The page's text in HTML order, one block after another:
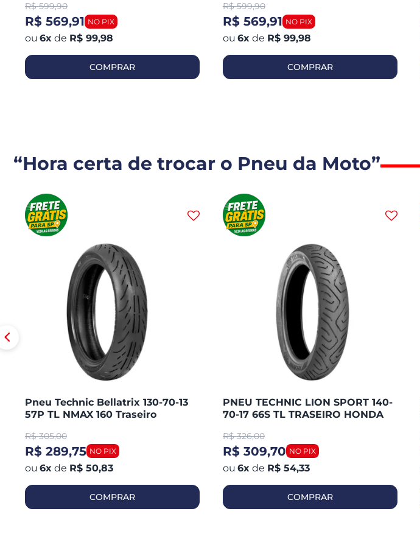
R$ 599,90
R$ 569,91
6x de R$ 99,98
COMPRAR
R$ 599,90
R$ 569,91
6x de R$ 99,98
COMPRAR
“Hora certa de trocar o Pneu da Moto”
Pneu Technic Bellatrix 130-70-13
57P TL NMAX 160 Traseiro
R$ 305,00
R$ 289,75
6x de R$ 50,83
COMPRAR
PNEU TECHNIC LION SPORT 140-
70-17 66S TL TRASEIRO HONDA
250 / KAWASAK
R$ 326,00
R$ 309,70
6x de R$ 54,33
COMPRAR